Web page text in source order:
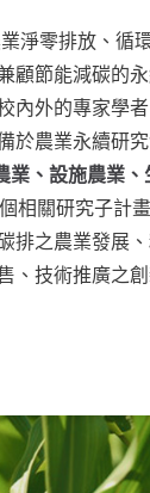
淨零排放、循
顧節能減碳的
內外的專家學
於農業永續研
業、設施農業、
相關研究子計
排之農業發展、
、技術推廣之創